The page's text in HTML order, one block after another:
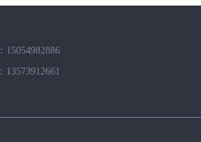
15054982886
13573912661